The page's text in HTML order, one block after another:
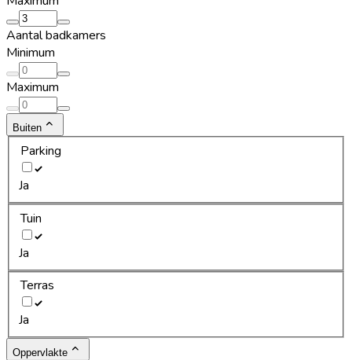
Aantal badkamers
Minimum
Maximum
Buiten
Parking
Ja
Tuin
Ja
Terras
Ja
Oppervlakte